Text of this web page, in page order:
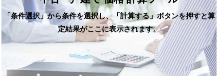
「条件選択」から条件を選択し、「計算する」ボタンを押すと算
定結果がここに表示されます。